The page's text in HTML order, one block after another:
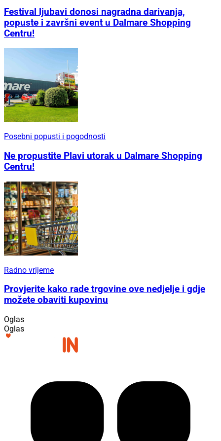
Festival ljubavi donosi nagradna darivanja,
popuste i završni event u Dalmare Shopping
Centru!
Posebni popusti i pogodnosti
Ne propustite Plavi utorak u Dalmare Shopping
Centru!
Radno vrijeme
Provjerite kako rade trgovine ove nedjelje i gdje
možete obaviti kupovinu
Oglas
Oglas